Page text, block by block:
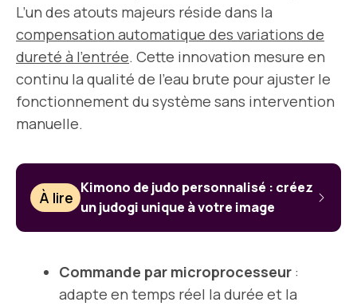
L’un des atouts majeurs réside dans la
compensation automatique des variations de
dureté à l’entrée. Cette innovation mesure en
continu la qualité de l’eau brute pour ajuster le
fonctionnement du système sans intervention
manuelle.
À lire
Kimono de judo personnalisé : créez
un judogi unique à votre image
Commande par microprocesseur :
adapte en temps réel la durée et la